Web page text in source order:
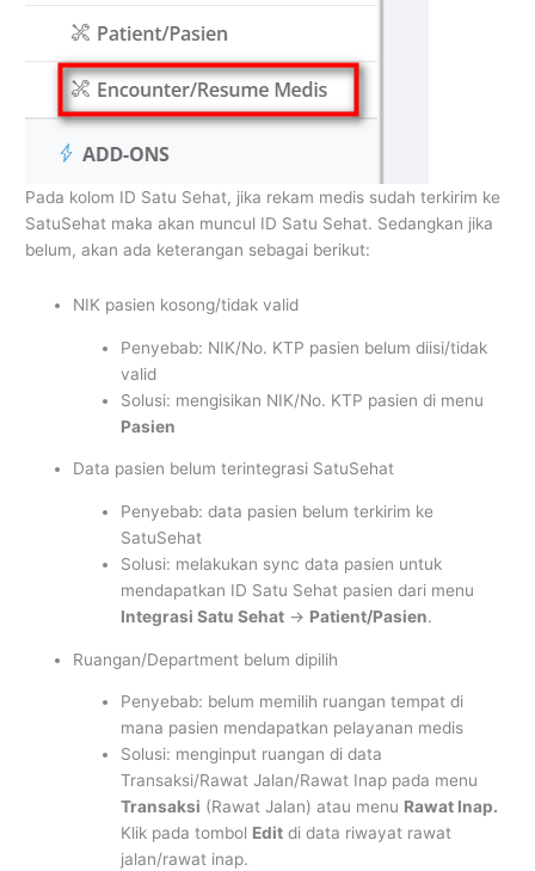
Pada kolom ID Satu Sehat, jika rekam medis sudah terkirim ke
SatuSehat maka akan muncul ID Satu Sehat. Sedangkan jika
belum, akan ada keterangan sebagai berikut:
NIK pasien kosong/tidak valid
Penyebab: NIK/No. KTP pasien belum diisi/tidak
valid
Solusi: mengisikan NIK/No. KTP pasien di menu
Pasien
Data pasien belum terintegrasi SatuSehat
Penyebab: data pasien belum terkirim ke
SatuSehat
Solusi: melakukan sync data pasien untuk
mendapatkan ID Satu Sehat pasien dari menu
Integrasi Satu Sehat-> Patient/Pasien.
Ruangan/Department belum dipilih
Penyebab: belum memilih ruangan tempat di
mana pasien mendapatkan pelayanan medis
Solusi: menginput ruangan di data
Transaksi/Rawat Jalan/Rawat Inap pada menu
Transaksi (Rawat Jalan) atau menu Rawat Inap.
Klik pada tombol Editdi data riwayat rawat
jalan/rawat inap.